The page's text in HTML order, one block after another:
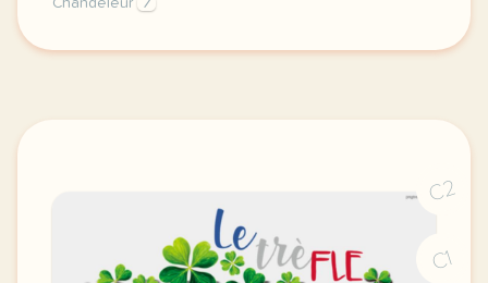
Chandeleur 7
sucrees ou salees quand on pense aux crepes
C2
C1